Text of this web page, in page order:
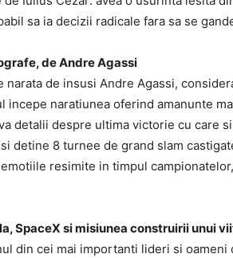
sa ia decizii radicale fara sa se
de Andre Agassi
narata de insusi Andre Agassi,
incepe naratiunea oferind amanunte
detalii despre ultima victorie cu care
detine 8 turnee de grand slam
resimite in timpul
SpaceX si misiunea construirii unui
din cei mai importanti lideri si